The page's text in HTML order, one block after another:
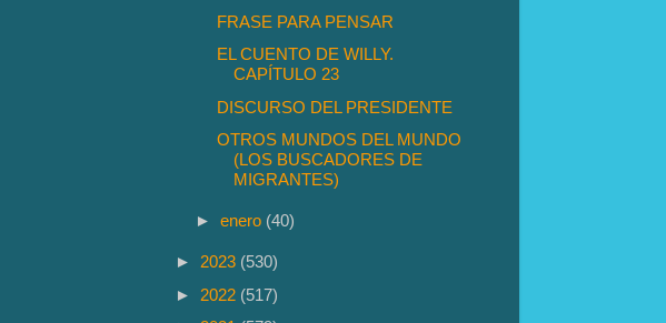
FRASE PARA PENSAR
EL CUENTO DE WILLY.
CAPÍTULO 23
DISCURSO DEL PRESIDENTE
OTROS MUNDOS DEL MUNDO
(LOS BUSCADORES DE
MIGRANTES)
►enero (40)
► 2023 (530)
► 2022 (517)